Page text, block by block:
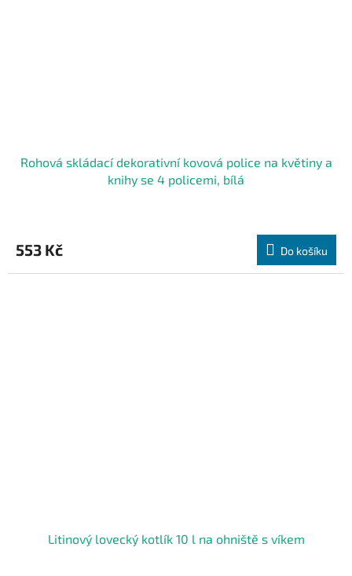
Rohová skládací dekorativní kovová police na květiny a
knihy se 4 policemi, bílá
553 Kč Do košíku
Litinový lovecký kotlík 10 l na ohniště s víkem